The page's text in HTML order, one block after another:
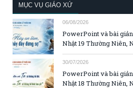
MỤC VỤ GIÁO XỨ
06/08/2026
PowerPoint và bài
Nhật 19 Thường Niên,
30/07/2026
PowerPoint và bài
Nhật 18 Thường Niên,